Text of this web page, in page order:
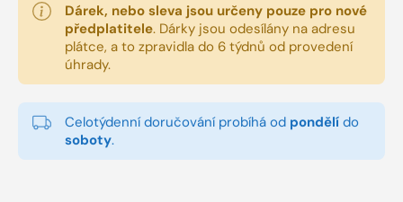
Dárek, nebo sleva jsou určeny pouze pro nové
předplatitele. Dárky jsou odesílány na adresu
plátce, a to zpravidla do 6 týdnů od provedení
úhrady.
Celotýdenní doručování probíhá od pondělí do
soboty.